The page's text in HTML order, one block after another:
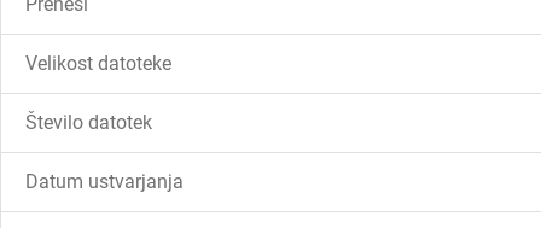
Velikost datoteke
Število datotek
Datum ustvarjanja